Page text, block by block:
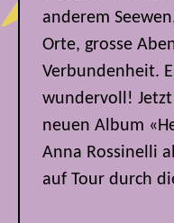
anderem
Orte, grosse
Verbundenheit.
wundervoll!
neuen Album
Anna Rossinelli
auf Tour durch